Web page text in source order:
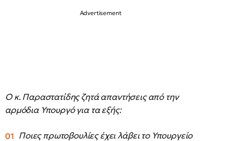
Ο κ. Παραστατίδης ζητά απαντήσεις από την
αρμόδια Υπουργό για τα εξής:
Ποιες πρωτοβουλίες έχει λάβει το Υπουργείο